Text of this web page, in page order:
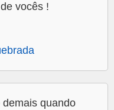
vocês !
quando